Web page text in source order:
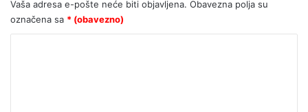
Vaša adresa e-pošte neće biti objavljena. Obavezna polja su
označena sa * (obavezno)